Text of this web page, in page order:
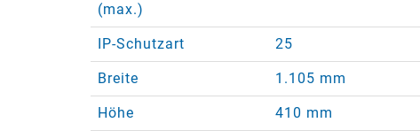
(max.)
IP-Schutzart 25
Breite 1.105 mm
Höhe 410 mm